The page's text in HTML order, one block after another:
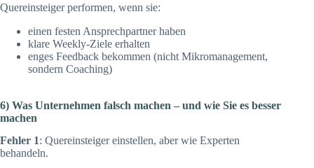
Quereinsteiger performen, wenn sie:
einen festen Ansprechpartner haben
klare Weekly-Ziele erhalten
enges Feedback bekommen (nicht Mikromanagement,
sondern Coaching)
6) Was Unternehmen falsch machen – und wie Sie es besser
machen
Fehler 1: Quereinsteiger einstellen, aber wie Experten
behandeln.